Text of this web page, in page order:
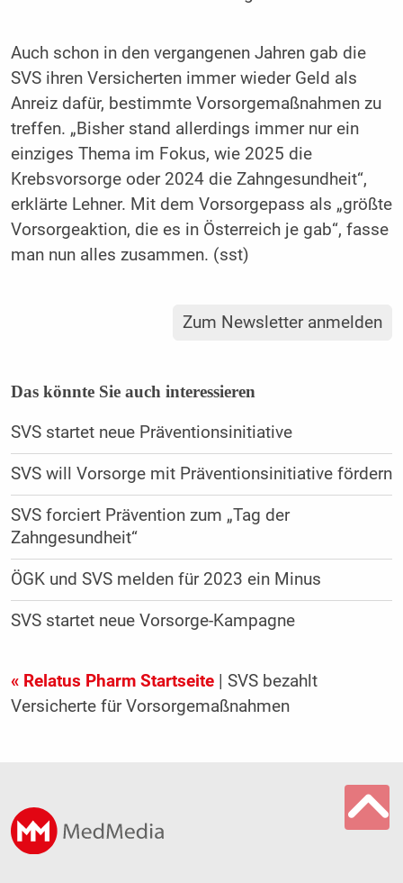
Auch schon in den vergangenen Jahren gab die
SVS ihren Versicherten immer wieder Geld als
Anreiz dafür, bestimmte Vorsorgemaßnahmen zu
treffen. „Bisher stand allerdings immer nur ein
einziges Thema im Fokus, wie 2025 die
Krebsvorsorge oder 2024 die Zahngesundheit“,
erklärte Lehner. Mit dem Vorsorgepass als „größte
Vorsorgeaktion, die es in Österreich je gab“, fasse
man nun alles zusammen. (sst)
Zum Newsletter anmelden
Das könnte Sie auch interessieren
SVS startet neue Präventionsinitiative
SVS will Vorsorge mit Präventionsinitiative fördern
SVS forciert Prävention zum „Tag der
Zahngesundheit“
ÖGK und SVS melden für 2023 ein Minus
SVS startet neue Vorsorge-Kampagne
« Relatus Pharm Startseite| SVS bezahlt
Versicherte für Vorsorgemaßnahmen